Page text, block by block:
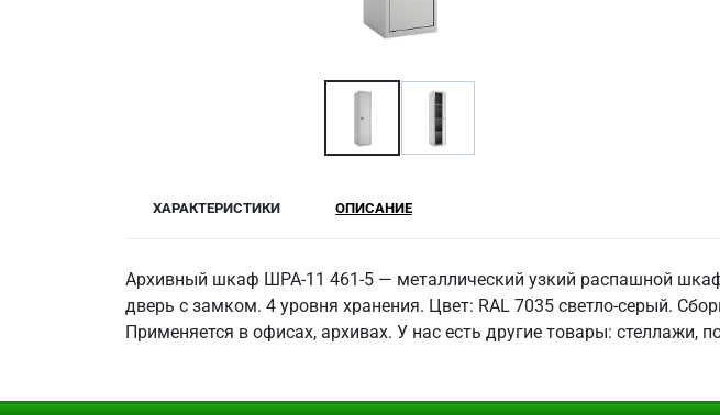
ХАРАКТЕРИСТИКИ ОПИСАНИЕ
Архивный шкаф ШРА-11 461-5 — металлический узкий распашной
дверь с замком. 4 уровня хранения. Цвет: RAL 7035 светло-серый.
Применяется в офисах, архивах. У нас есть другие товары: стеллажи,